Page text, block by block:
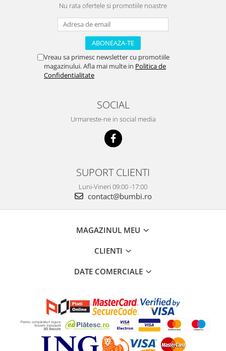
Nu rata ofertele si promotiile noastre
Vreau sa primesc newsletter cu promotiile
magazinului. Afla mai multe in Politica de
Confidentialitate
SOCIAL
Urmareste-ne in social media
SUPORT CLIENTI
Luni-Vineri 09:00 -17:00
contact@bumbi.ro
MAGAZINUL MEU
CLIENTI
DATE COMERCIALE